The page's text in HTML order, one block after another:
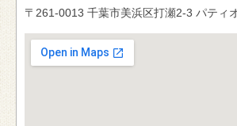
〒261-0013 千葉市美浜区打瀬2-3 パティ